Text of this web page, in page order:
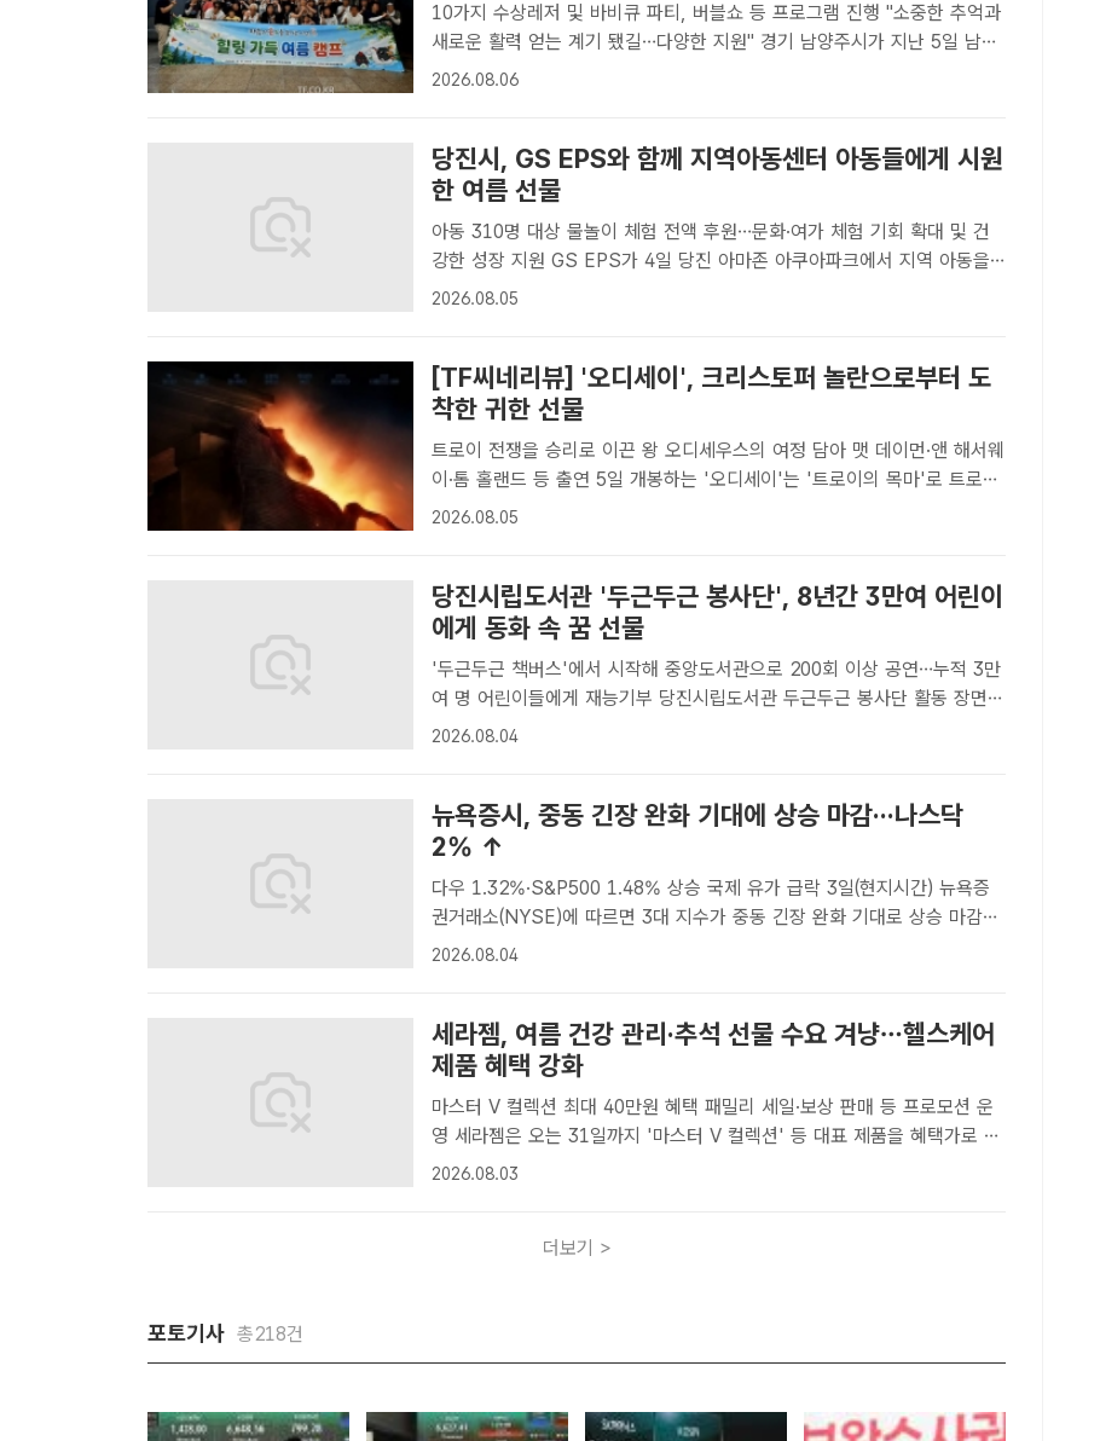
10가지 수상레저 및 바비큐 파티, 버블쇼 등 프로그램 진행 "소중한 추억과
새로운 활력 얻는 계기 됐길…다양한 지원" 경기 남양주시가 지난 5일 남양
주시 화도읍 소재 '더드림핑'에서 진행한 '여름 힐링 캠프'에 참여한 자립준
2026.08.06
당진시, GS EPS와 함께 지역아동센터 아동들에게 시원
한 여름 선물
아동 310명 대상 물놀이 체험 전액 후원…문화·여가 체험 기회 확대 및 건
강한 성장 지원 GS EPS가 4일 당진 아마존 아쿠아파크에서 지역 아동을
대상으로 여름철 물놀이 체험프로그램 을 운영하고 있다. /당진시[더팩트ㅣ
2026.08.05
[TF씨네리뷰] '오디세이', 크리스토퍼 놀란으로부터 도
착한 귀한 선물
트로이 전쟁을 승리로 이끈 왕 오디세우스의 여정 담아 맷 데이먼·앤 해서웨
이·톰 홀랜드 등 출연 5일 개봉하는 '오디세이'는 '트로이의 목마'로 트로이
전쟁을 승리로 이끈 전쟁 영웅이자 지혜의 왕 오디세우스가 전쟁 이후 아내
2026.08.05
당진시립도서관 '두근두근 봉사단', 8년간 3만여 어린이
에게 동화 속 꿈 선물
'두근두근 책버스'에서 시작해 중앙도서관으로 200회 이상 공연…누적 3만
여 명 어린이들에게 재능기부 당진시립도서관 두근두근 봉사단 활동 장면 /
당진시[더팩트ㅣ당진=천기영 기자] 충남 당진시는 당진시립도서관에서 운
2026.08.04
뉴욕증시, 중동 긴장 완화 기대에 상승 마감···나스닥
2% ↑
다우 1.32%·S&P500 1.48% 상승 국제 유가 급락 3일(현지시간) 뉴욕증
권거래소(NYSE)에 따르면 3대 지수가 중동 긴장 완화 기대로 상승 마감했
다. /AP. 뉴시스[더팩트ㅣ이윤경 기자] 미국 뉴욕증시가 도널드 트럼프 미국
2026.08.04
세라젬, 여름 건강 관리·추석 선물 수요 겨냥…헬스케어
제품 혜택 강화
마스터 V 컬렉션 최대 40만원 혜택 패밀리 세일·보상 판매 등 프로모션 운
영 세라젬은 오는 31일까지 '마스터 V 컬렉션' 등 대표 제품을 혜택가로 선
보이고 타사 제품 보상 판매, 패밀리 세일, 패키지 구매 프로그램 등도 진행
2026.08.03
더보기 >
포토기사 총218건